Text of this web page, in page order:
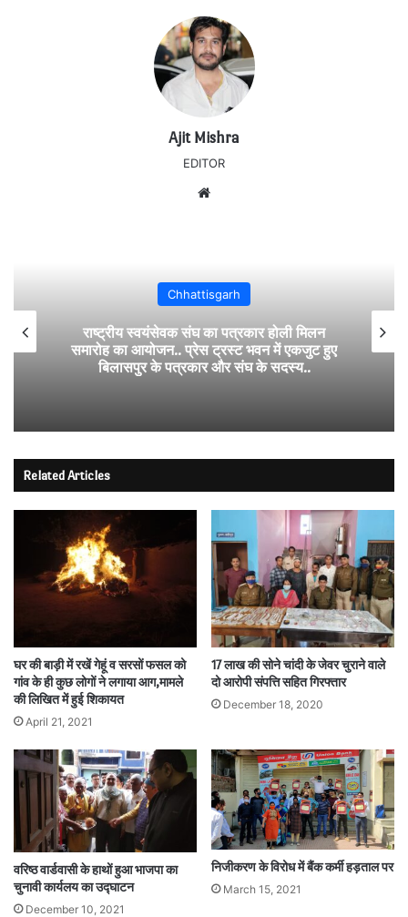
Ajit Mishra
EDITOR
Chhattisgarh
राष्ट्रीय स्वयंसेवक संघ का पत्रकार होली मिलन
समारोह का आयोजन.. प्रेस ट्रस्ट भवन में एकजुट हुए
बिलासपुर के पत्रकार और संघ के सदस्य..
Related Articles
घर की बाड़ी में रखें गेहूं व सरसों फसल को
गांव के ही कुछ लोगों ने लगाया आग,मामले
की लिखित में हुई शिकायत
April 21, 2021
17 लाख की सोने चांदी के जेवर चुराने वाले
दो आरोपी संपत्ति सहित गिरफ्तार
December 18, 2020
वरिष्ठ वार्डवासी के हाथों हुआ भाजपा का
चुनावी कार्यलय का उद्घाटन
December 10, 2021
निजीकरण के विरोध में बैंक कर्मी हड़ताल पर
March 15, 2021